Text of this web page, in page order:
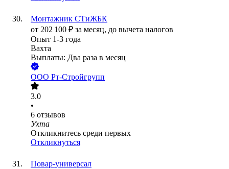
Монтажник СТиЖБК
от 202 100 ₽ за месяц, до вычета налогов
Опыт 1-3 года
Вахта
Выплаты: Два раза в месяц
ООО Рт-Стройгрупп
3.0
•
6 отзывов
Ухта
Откликнитесь среди первых
Откликнуться
Повар-универсал